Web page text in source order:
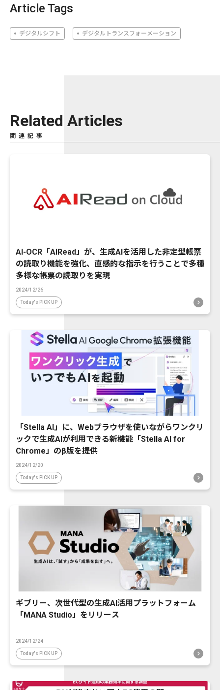
Article Tags
デジタルシフト デジタルトランスフォーメーション
Related Articles
関連記事
AI-OCR「AIRead」が、生成AIを活用した非定型帳票
の読取り機能を強化、直感的な指示を行うことで多種
多様な帳票の読取りを実現
2024/12/26
Today's PICK UP
「Stella AI」に、Webブラウザを使いながらワンクリ
ックで生成AIが利用できる新機能「Stella AI for
Chrome」のβ版を提供
2024/12/20
Today's PICK UP
ギブリー、次世代型の生成AI活用プラットフォーム
「MANA Studio」をリリース
2024/12/24
Today's PICK UP